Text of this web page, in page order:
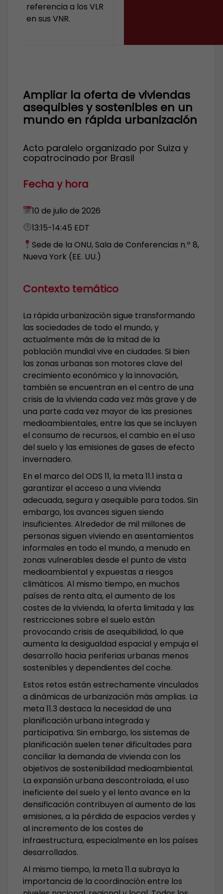
referencia a los VLR
en sus VNR.
Ampliar la oferta de viviendas
asequibles y sostenibles en un
mundo en rápida urbanización
Acto paralelo organizado por Suiza y
copatrocinado por Brasil
Fecha y hora
10 de julio de 2026
13:15-14:45 EDT
Sede de la ONU, Sala de Conferencias n.º 8,
Nueva York (EE. UU.)
Contexto temático
La rápida urbanización sigue transformando
las sociedades de todo el mundo, y
actualmente más de la mitad de la
población mundial vive en ciudades. Si bien
las zonas urbanas son motores clave del
crecimiento económico y la innovación,
también se encuentran en el centro de una
crisis de la vivienda cada vez más grave y de
una parte cada vez mayor de las presiones
medioambientales, entre las que se incluyen
el consumo de recursos, el cambio en el uso
del suelo y las emisiones de gases de efecto
invernadero.
En el marco del ODS 11, la meta 11.1 insta a
garantizar el acceso a una vivienda
adecuada, segura y asequible para todos. Sin
embargo, los avances siguen siendo
insuficientes. Alrededor de mil millones de
personas siguen viviendo en asentamientos
informales en todo el mundo, a menudo en
zonas vulnerables desde el punto de vista
medioambiental y expuestas a riesgos
climáticos. Al mismo tiempo, en muchos
países de renta alta, el aumento de los
costes de la vivienda, la oferta limitada y las
restricciones sobre el suelo están
provocando crisis de asequibilidad, lo que
aumenta la desigualdad espacial y empuja el
desarrollo hacia periferias urbanas menos
sostenibles y dependientes del coche.
Estos retos están estrechamente vinculados
a dinámicas de urbanización más amplias. La
meta 11.3 destaca la necesidad de una
planificación urbana integrada y
participativa. Sin embargo, los sistemas de
planificación suelen tener dificultades para
conciliar la demanda de vivienda con los
objetivos de sostenibilidad medioambiental.
La expansión urbana descontrolada, el uso
ineficiente del suelo y el lento avance en la
densificación contribuyen al aumento de las
emisiones, a la pérdida de espacios verdes y
al incremento de los costes de
infraestructura, especialmente en los países
desarrollados.
Al mismo tiempo, la meta 11.a subraya la
importancia de la coordinación entre los